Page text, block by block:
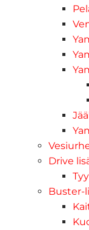
Drive
Buster-